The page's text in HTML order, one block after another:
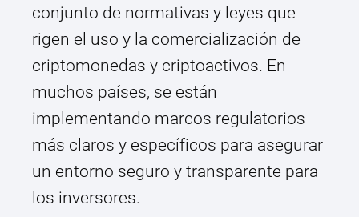
conjunto de normativas y leyes que
rigen el uso y la comercialización de
criptomonedas y criptoactivos. En
muchos países, se están
implementando marcos regulatorios
más claros y específicos para asegurar
un entorno seguro y transparente para
los inversores.